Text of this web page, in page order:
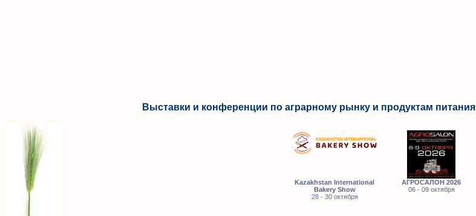
Выставки и конференции по аграрному рынку и продуктам питания
Kazakhstan International
Bakery Show
28 - 30 октября
АГРОСАЛОН 2026
06 - 09 октября